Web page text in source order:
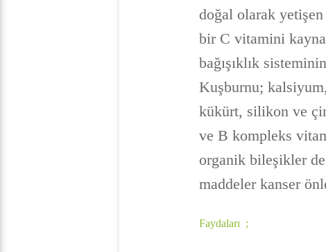
doğal olarak
bir C vitamini
bağışıklık
Kuşburnu;
kükürt, silikon ve
ve B kompleks
organik bileşikler
maddeler kanser
Faydaları ;